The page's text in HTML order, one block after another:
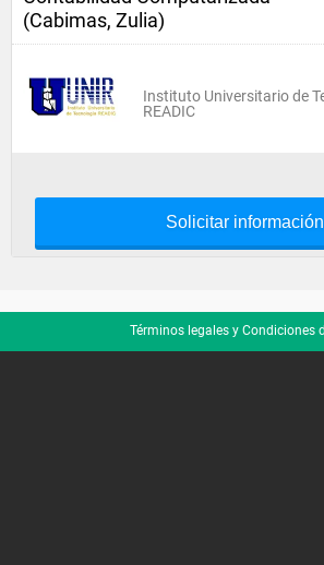
(Cabimas, Zulia)
Instituto Universitario de
READIC
Solicitar información
Términos legales y Condiciones